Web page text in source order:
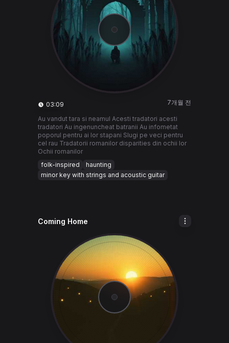
03:09 7개월 전
Au vandut tara si neamul Acesti tradatori acesti
tradatori Au ingenuncheat batranii Au infometat
poporul pentru ai lor stapani Slugi pe veci pentru
cel rau Tradatorii romanilor disparities din ochii lor
Ochii romanilor
folk-inspired
haunting
minor key with strings and acoustic guitar
Coming Home